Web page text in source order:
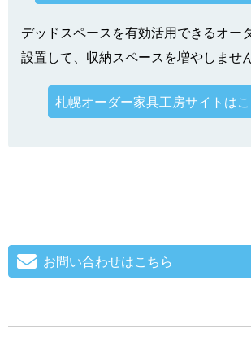
デッドスペースを有効活用できるオー
設置して、収納スペースを増やしませ
札幌オーダー家具工房サイトは
お問い合わせはこちら